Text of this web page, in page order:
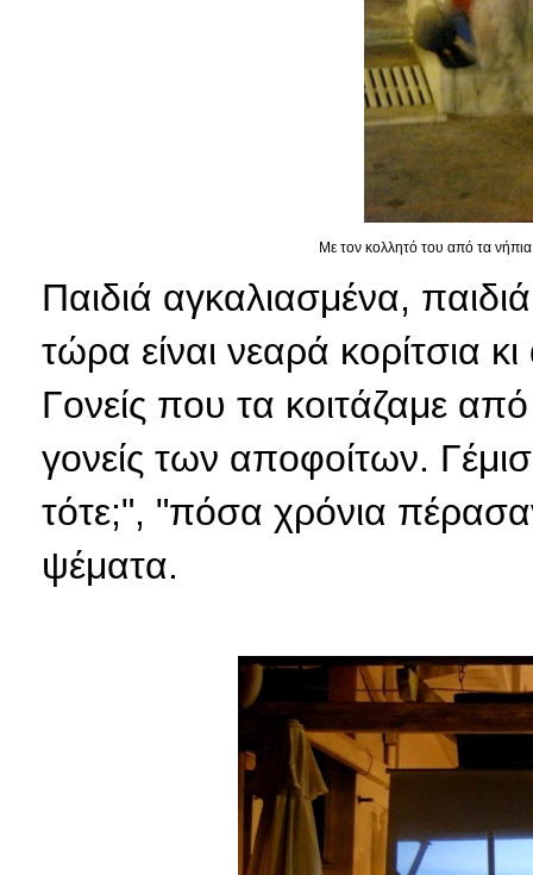
Με τον κολλητό του από τα
Παιδιά αγκαλιασμένα,
τώρα είναι νεαρά κορίτσια
Γονείς που τα κοιτάζαμε
γονείς των αποφοίτων.
τότε;", "πόσα χρόνια
ψέματα.